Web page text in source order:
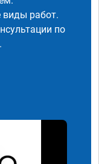
виды работ.
по